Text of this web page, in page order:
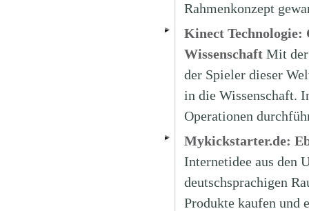
Rahmenkonzept
Kinect Technologie:
Wissenschaft Mit
der Spieler dieser
in die Wissenschaft.
Operationen
Mykickstarter.de:
Internetidee aus den
deutschsprachigen
Produkte kaufen und